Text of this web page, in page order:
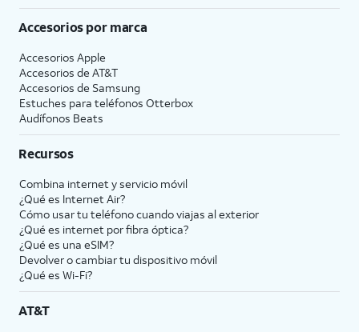
Accesorios por marca
Accesorios Apple
Accesorios de AT&T
Accesorios de Samsung
Estuches para teléfonos Otterbox
Audífonos Beats
Recursos
Combina internet y servicio móvil
¿Qué es Internet Air?
Cómo usar tu teléfono cuando viajas al exterior
¿Qué es internet por fibra óptica?
¿Qué es una eSIM?
Devolver o cambiar tu dispositivo móvil
¿Qué es Wi-Fi?
AT&T